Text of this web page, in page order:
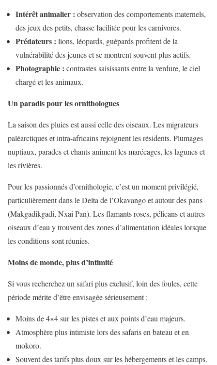
Intérêt animalier : observation des comportements maternels,
des jeux des petits, chasse facilitée pour les carnivores.
Prédateurs : lions, léopards, guépards profitent de la
vulnérabilité des jeunes et se montrent souvent plus actifs.
Photographie : contrastes saisissants entre la verdure, le ciel
chargé et les animaux.
Un paradis pour les ornithologues
La saison des pluies est aussi celle des oiseaux. Les migrateurs
paléarctiques et intra-africains rejoignent les résidents. Plumages
nuptiaux, parades et chants animent les marécages, les lagunes et
les rivières.
Pour les passionnés d’ornithologie, c’est un moment privilégié,
particulièrement dans le Delta de l’Okavango et autour des pans
(Makgadikgadi, Nxai Pan). Les flamants roses, pélicans et autres
oiseaux d’eau y trouvent des zones d’alimentation idéales lorsque
les conditions sont réunies.
Moins de monde, plus d’intimité
Si vous recherchez un safari plus exclusif, loin des foules, cette
période mérite d’être envisagée sérieusement :
Moins de 4×4 sur les pistes et aux points d’eau majeurs.
Atmosphère plus intimiste lors des safaris en bateau et en
mokoro.
Souvent des tarifs plus doux sur les hébergements et les camps.